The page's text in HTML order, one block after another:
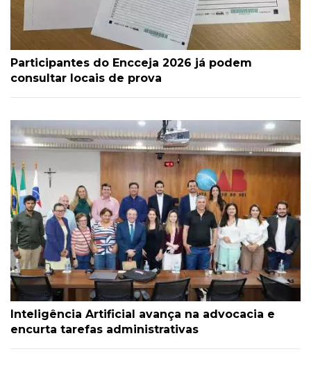
Participantes do Encceja 2026 já podem
consultar locais de prova
Inteligência Artificial avança na advocacia e
encurta tarefas administrativas